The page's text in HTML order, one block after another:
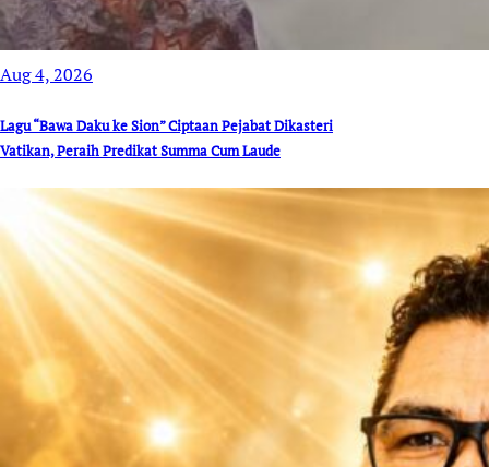
Aug 4, 2026
Lagu “Bawa Daku ke Sion” Ciptaan Pejabat Dikasteri
Vatikan, Peraih Predikat Summa Cum Laude